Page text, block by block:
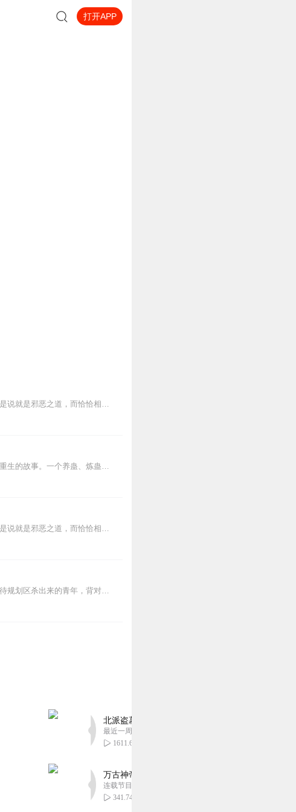
打开APP
魔道是一种历来被人们所误解的，与传统道法所不同的另类处事求道之途。魔道并不是说就是邪恶之道，而恰恰相反，魔道的修行与道教和佛教虽然不同，但是殊途同归，道家讲究顺...
内容简介【黑暗文反派流封神之作】人是万物之灵，蛊是天地真精。一个穿越者不断重生的故事。一个养蛊、炼蛊、用蛊的奇特世界。配音组（男角色）老宝玉旁白...
魔道是一种历来被人们所误解的，与传统道法所不同的另类处事求道之途。魔道并不是说就是邪恶之道，而恰恰相反，魔道的修行与道教和佛教虽然不同，但是殊途同归，道家讲究顺...
【内容简介】灾变过后，大地满目疮痍。粮食匮乏，资源紧俏，局势混乱……一位从待规划区杀出来的青年，背对着漫天黄沙，孤身来到九区谋生，却不曾想偶然结识三五好友，一念...
北派盗墓笔记丨头陀渊出品丨悬疑灵异丨摸金校尉
最近一周更新
1611.60万
万古神帝丨玄幻丨热血丨紫襟团队演播丨多人有声
连载节目超二百集
341.74万